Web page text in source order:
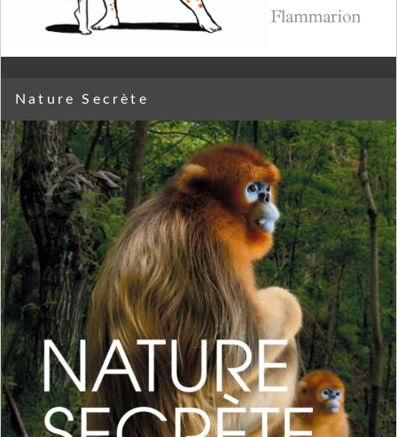
Nature Secrète